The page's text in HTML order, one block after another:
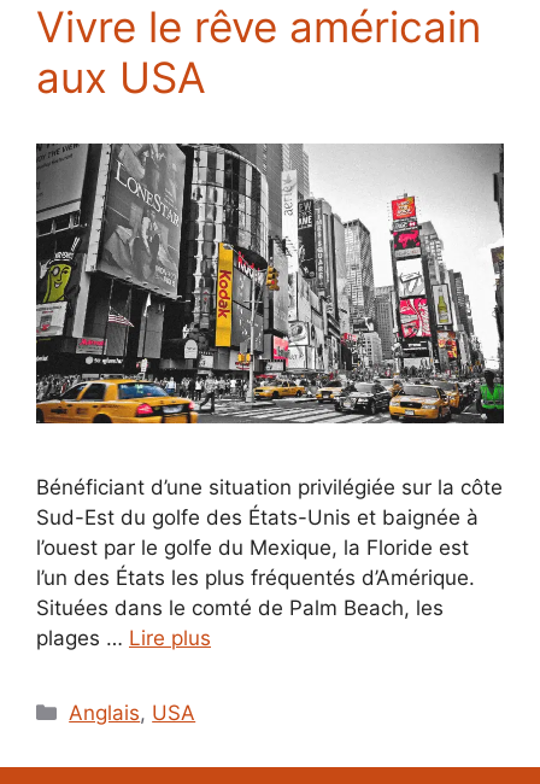
Vivre le rêve américain
aux USA
Bénéficiant d’une situation privilégiée sur la côte
Sud-Est du golfe des États-Unis et baignée à
l’ouest par le golfe du Mexique, la Floride est
l’un des États les plus fréquentés d’Amérique.
Situées dans le comté de Palm Beach, les
plages … Lire plus
Catégories
Anglais, USA